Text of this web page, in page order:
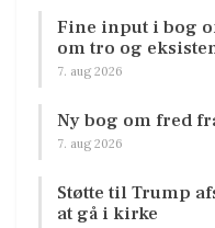
Fine input i bog
om tro og
7. aug 2026
Ny bog om fred
7. aug 2026
Støtte til Trump
at gå i kirke